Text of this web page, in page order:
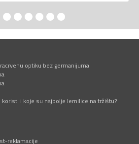
optiku bez germanijuma
koristi i koje su najbolje lemilice na tržištu?
reklamacije